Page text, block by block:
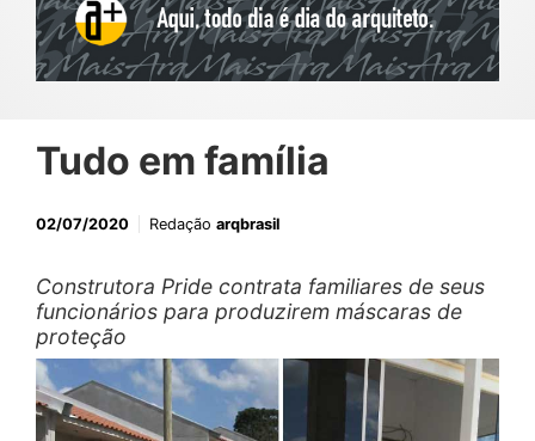
Tudo em família
02/07/2020 Redação arqbrasil
Construtora Pride contrata familiares de seus
funcionários para produzirem máscaras de
proteção